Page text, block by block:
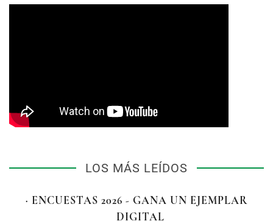
LOS MÁS LEÍDOS
· ENCUESTAS 2026 - GANA UN EJEMPLAR
DIGITAL